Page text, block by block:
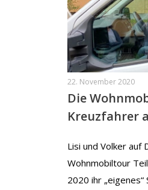
22. November 2020
Die
Kreuzfahrer
Lisi und Volker auf
Wohnmobiltour
2020 ihr „eigenes“